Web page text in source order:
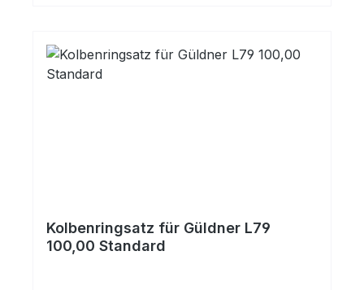
Kolbenringsatz für Güldner L79
100,00 Standard